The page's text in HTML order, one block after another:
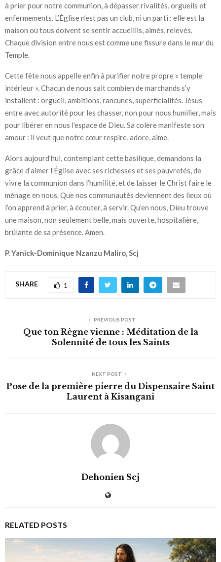
à prier pour notre communion, à dépasser rivalités, orgueils et
enfermements. L’Église n’est pas un club, ni un parti : elle est la
maison où tous doivent se sentir accueillis, aimés, relevés.
Chaque division entre nous est comme une fissure dans le mur du
Temple.
Cette fête nous appelle enfin à purifier notre propre « temple
intérieur ». Chacun de nous sait combien de marchands s’y
installent : orgueil, ambitions, rancunes, superficialités. Jésus
entre avec autorité pour les chasser, non pour nous humilier, mais
pour libérer en nous l’espace de Dieu. Sa colère manifeste son
amour : il veut que notre cœur respire, adore, aime.
Alors aujourd’hui, contemplant cette basilique, demandons la
grâce d’aimer l’Église avec ses richesses et ses pauvretés, de
vivre la communion dans l’humilité, et de laisser le Christ faire le
ménage en nous. Que nos communautés deviennent des lieux où
l’on apprend à prier, à écouter, à servir. Qu’en nous, Dieu trouve
une maison, non seulement belle, mais ouverte, hospitalière,
brûlante de sa présence. Amen.
P. Yanick-Dominique Nzanzu Maliro, Scj
SHARE 1
PREVIOUS POST
Que ton Règne vienne : Méditation de la
Solennité de tous les Saints
NEXT POST
Pose de la première pierre du Dispensaire Saint
Laurent à Kisangani
Dehonien Scj
RELATED POSTS